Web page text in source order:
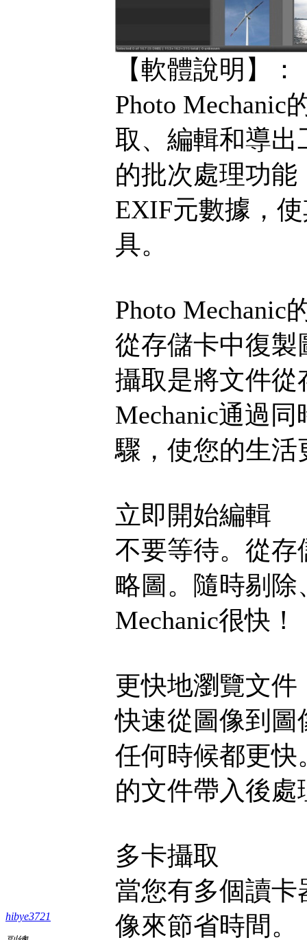
hibye3721
【軟體說明】：
Photo Mechanic
取、編輯和導
的批次處理功能
EXIF元數據，
具。
Photo Mechanic
從存儲卡中復
攝取是將文件從
Mechanic通過
驟，使您的生活
立即開始編輯
不要等待。從
略圖。隨時剔除
Mechanic很快！
更快地瀏覽文件
快速從圖像到圖
任何時候都更
的文件帶入後
多卡攝取
當您有多個讀
像來節省時間。